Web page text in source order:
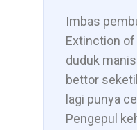
Imbas
Extinction of
duduk
bettor
lagi punya
Pengepul